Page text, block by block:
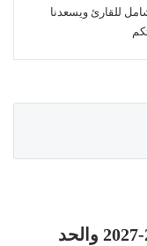
للقارئ ويسعدنا
أسعار مصاريف جامعة النيل 2026-2027 والحد